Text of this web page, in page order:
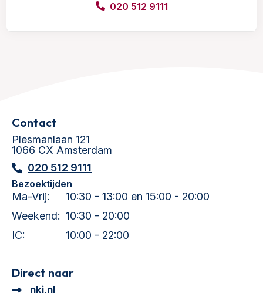
020 512 9111
Contact
Plesmanlaan 121
1066 CX Amsterdam
020 512 9111
Bezoektijden
Ma-Vrij:
10:30 - 13:00 en 15:00 - 20:00
Weekend: 10:30 - 20:00
IC:
10:00 - 22:00
Direct naar
nki.nl